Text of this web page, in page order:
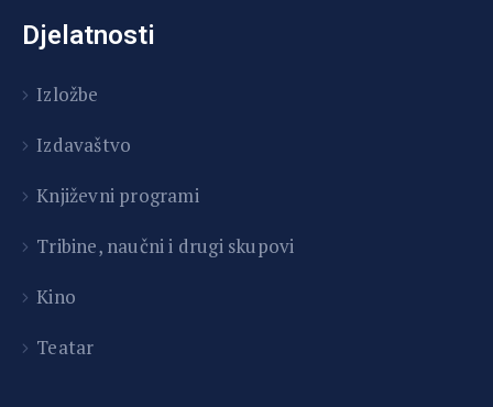
Djelatnosti
Izložbe
Izdavaštvo
Književni programi
Tribine, naučni i drugi skupovi
Kino
Teatar